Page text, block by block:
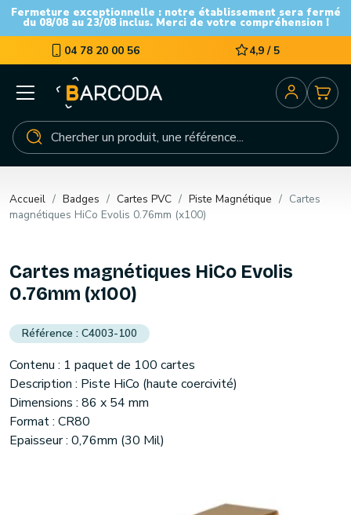
Fermeture exceptionnelle : notre établissement sera fermé
du 08/08 au 23/08 inclus. Merci de votre compréhension !
04 78 20 00 56 4,9 / 5
Accueil Badges Cartes PVC Piste Magnétique
Cartes
magnétiques HiCo Evolis 0.76mm (x100)
Cartes magnétiques HiCo Evolis
0.76mm (x100)
C4003-100
Contenu : 1 paquet de 100 cartes
Description : Piste HiCo (haute coercivité)
Dimensions : 86 x 54 mm
Format : CR80
Epaisseur : 0,76mm (30 Mil)